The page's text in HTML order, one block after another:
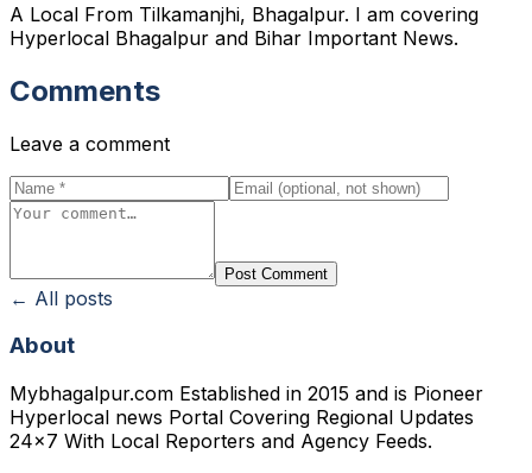
A Local From Tilkamanjhi, Bhagalpur. I am covering
Hyperlocal Bhagalpur and Bihar Important News.
Comments
Leave a comment
Post Comment
← All posts
About
Mybhagalpur.com Established in 2015 and is Pioneer
Hyperlocal news Portal Covering Regional Updates
24x7 With Local Reporters and Agency Feeds.